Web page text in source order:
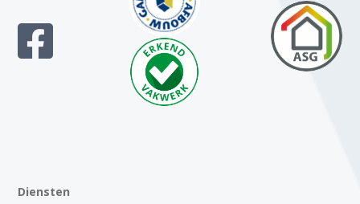
Diensten